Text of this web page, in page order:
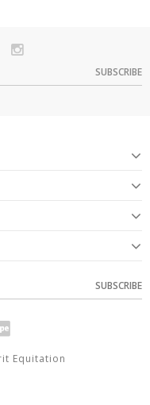
SUBSCRIBE
Equitation
SUBSCRIBE